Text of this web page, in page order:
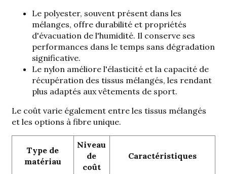
Le polyester, souvent présent dans les
mélanges, offre durabilité et propriétés
d'évacuation de l'humidité. Il conserve ses
performances dans le temps sans dégradation
significative.
Le nylon améliore l'élasticité et la capacité de
récupération des tissus mélangés, les rendant
plus adaptés aux vêtements de sport.
Le coût varie également entre les tissus mélangés
et les options à fibre unique.
Type de
matériau
Niveau
de
coût
Caractéristiques